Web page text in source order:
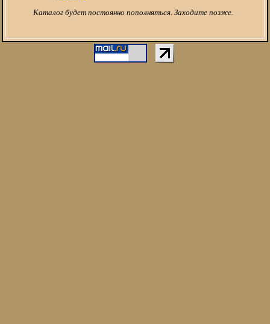
Каталог будет постоянно пополняться. Заходите позже.